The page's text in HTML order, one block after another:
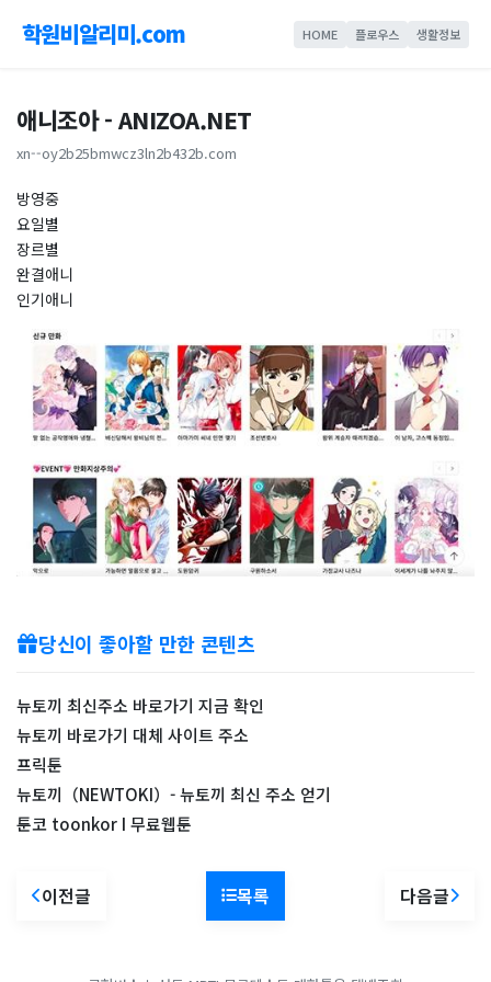
학원비알리미.com HOME 플로우스 생활정보
애니조아 - ANIZOA.NET
xn--oy2b25bmwcz3ln2b432b.com
방영중
요일별
장르별
완결애니
인기애니
당신이 좋아할 만한 콘텐츠
뉴토끼 최신주소 바로가기 지금 확인
뉴토끼 바로가기 대체 사이트 주소
프릭툰
뉴토끼（NEWTOKI）- 뉴토끼 최신 주소 얻기
툰코 toonkor I 무료웹툰
이전글 목록 다음글